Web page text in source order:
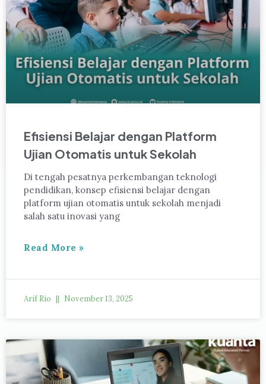
Efisiensi Belajar dengan Platform
Ujian Otomatis untuk Sekolah
Di tengah pesatnya perkembangan teknologi
pendidikan, konsep efisiensi belajar dengan
platform ujian otomatis untuk sekolah menjadi
salah satu inovasi yang
Read More »
Arif Rio November 13, 2025